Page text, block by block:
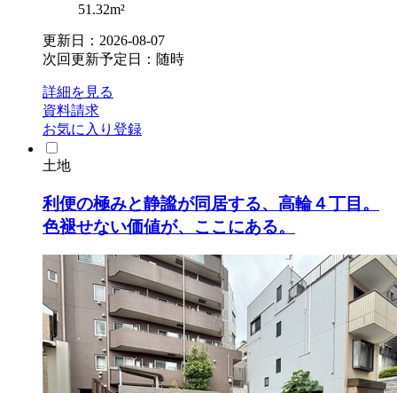
51.32m²
更新日：2026-08-07
次回更新予定日：随時
詳細を見る
資料請求
お気に入り登録
土地
利便の極みと静謐が同居する、高輪４丁目。
色褪せない価値が、ここにある。